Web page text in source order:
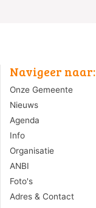
Navigeer naar:
Onze Gemeente
Nieuws
Agenda
Info
Organisatie
ANBI
Foto's
Adres & Contact